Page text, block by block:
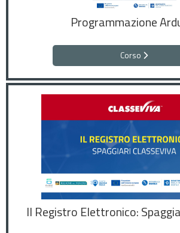
Programmazione
Corso